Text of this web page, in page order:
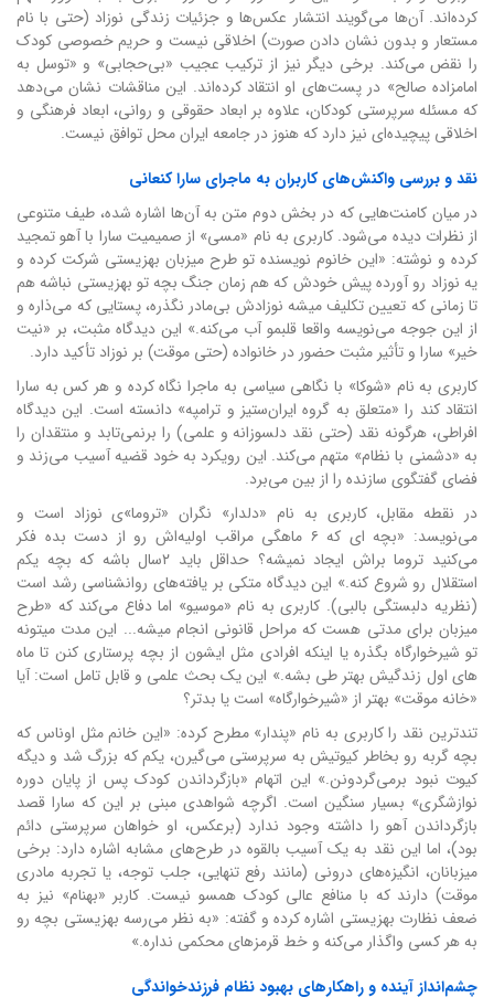
کرده‌اند. آن‌ها می‌گویند انتشار عکس‌ها و جزئیات زندگی نوزاد (حتی با نام
مستعار و بدون نشان دادن صورت) اخلاقی نیست و حریم خصوصی کودک
را نقض می‌کند. برخی دیگر نیز از ترکیب عجیب «بی‌حجابی» و «توسل به
امامزاده صالح» در پست‌های او انتقاد کرده‌اند. این مناقشات نشان می‌دهد
که مسئله سرپرستی کودکان، علاوه بر ابعاد حقوقی و روانی، ابعاد فرهنگی و
اخلاقی پیچیده‌ای نیز دارد که هنوز در جامعه ایران محل توافق نیست.
نقد و بررسی واکنش‌های کاربران به ماجرای سارا کنعانی
در میان کامنت‌هایی که در بخش دوم متن به آن‌ها اشاره شده، طیف متنوعی
از نظرات دیده می‌شود. کاربری به نام «مسی» از صمیمیت سارا با آهو تمجید
کرده و نوشته: «این خانوم نویسنده تو طرح میزبان بهزیستی شرکت کرده و
یه نوزاد رو آورده پیش خودش که هم زمان جنگ بچه تو بهزیستی نباشه هم
تا زمانی که تعیین تکلیف میشه نوزادش بی‌مادر نگذره، پستایی که می‌ذاره و
از این جوجه می‌نویسه واقعا قلبمو آب می‌کنه.» این دیدگاه مثبت، بر «نیت
خیر» سارا و تأثیر مثبت حضور در خانواده (حتی موقت) بر نوزاد تأکید دارد.
کاربری به نام «شوکا» با نگاهی سیاسی به ماجرا نگاه کرده و هر کس به سارا
انتقاد کند را «متعلق به گروه ایران‌ستیز و ترامپه» دانسته است. این دیدگاه
افراطی، هرگونه نقد (حتی نقد دلسوزانه و علمی) را برنمی‌تابد و منتقدان را
به «دشمنی با نظام» متهم می‌کند. این رویکرد به خود قضیه آسیب می‌زند و
فضای گفتگوی سازنده را از بین می‌برد.
در نقطه مقابل، کاربری به نام «دلدار» نگران «تروما»ی نوزاد است و
می‌نویسد: «بچه ای که ۶ ماهگی مراقب اولیه‌اش رو از دست بده فکر
می‌کنید تروما براش ایجاد نمیشه؟ حداقل باید ۲سال باشه که بچه یکم
استقلال رو شروع کنه.» این دیدگاه متکی بر یافته‌های روانشناسی رشد است
(نظریه دلبستگی بالبی). کاربری به نام «موسیو» اما دفاع می‌کند که «طرح
میزبان برای مدتی هست که مراحل قانونی انجام میشه... این مدت میتونه
تو شیرخوارگاه بگذره یا اینکه افرادی مثل ایشون از بچه پرستاری کنن تا ماه
های اول زندگیش بهتر طی بشه.» این یک بحث علمی و قابل تامل است: آیا
«خانه موقت» بهتر از «شیرخوارگاه» است یا بدتر؟
تندترین نقد را کاربری به نام «پندار» مطرح کرده: «این خانم مثل اوناس که
بچه گربه رو بخاطر کیوتیش به سرپرستی می‌گیرن، یکم که بزرگ شد و دیگه
کیوت نبود برمی‌گردونن.» این اتهام «بازگرداندن کودک پس از پایان دوره
نوازشگری» بسیار سنگین است. اگرچه شواهدی مبنی بر این که سارا قصد
بازگرداندن آهو را داشته وجود ندارد (برعکس، او خواهان سرپرستی دائم
بود)، اما این نقد به یک آسیب بالقوه در طرح‌های مشابه اشاره دارد: برخی
میزبانان، انگیزه‌های درونی (مانند رفع تنهایی، جلب توجه، یا تجربه مادری
موقت) دارند که با منافع عالی کودک همسو نیست. کاربر «بهنام» نیز به
ضعف نظارت بهزیستی اشاره کرده و گفته: «به نظر می‌رسه بهزیستی بچه رو
به هر کسی واگذار می‌کنه و خط قرمزهای محکمی نداره.»
چشم‌انداز آینده و راهکارهای بهبود نظام فرزندخواندگی